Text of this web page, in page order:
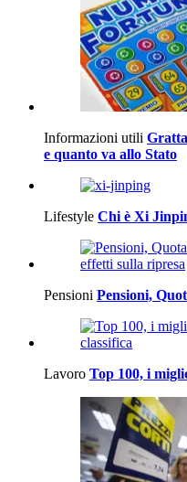
Informazioni utili
e quanto va allo Stato
Lifestyle Chi è Xi
Pensioni Pensioni,
Lavoro Top 100, i